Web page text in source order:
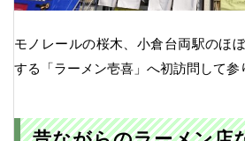
モノレールの桜木、小倉台両駅のほ
する「ラーメン壱喜」へ初訪問して参